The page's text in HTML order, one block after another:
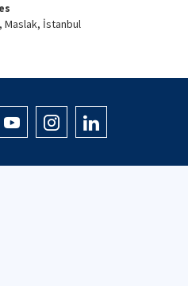
Maslak, İstanbul